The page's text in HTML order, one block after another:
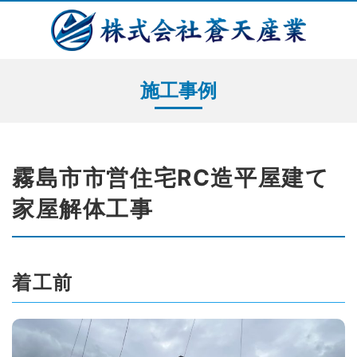
施工事例
霧島市市営住宅RC造平屋建て
家屋解体工事
着工前